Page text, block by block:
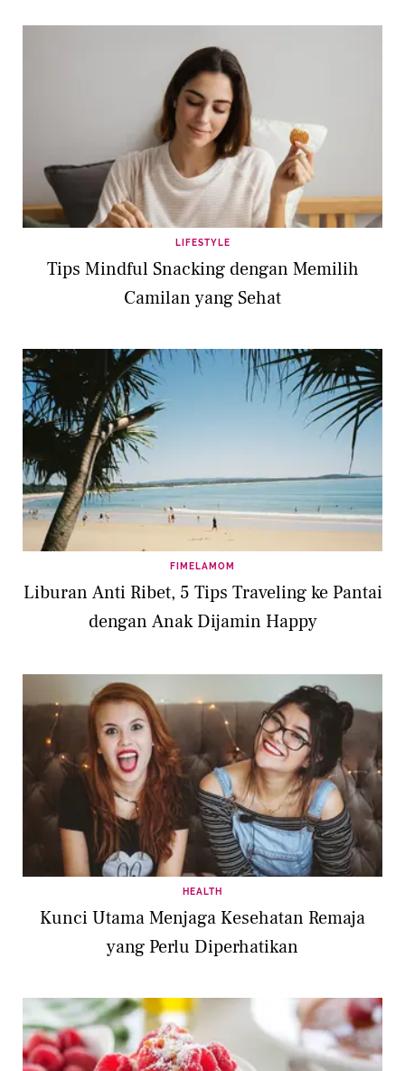
LIFESTYLE
Tips Mindful Snacking dengan Memilih
Camilan yang Sehat
FIMELAMOM
Liburan Anti Ribet, 5 Tips Traveling ke Pantai
dengan Anak Dijamin Happy
HEALTH
Kunci Utama Menjaga Kesehatan Remaja
yang Perlu Diperhatikan